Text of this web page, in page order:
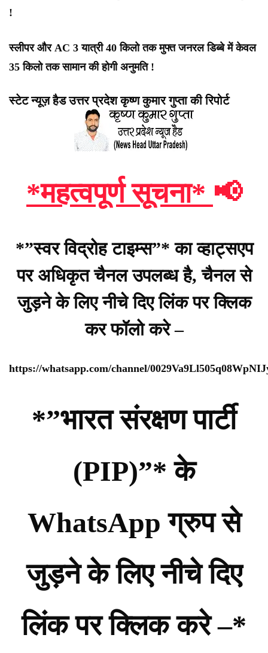
!
स्लीपर और AC 3 यात्री 40 किलो तक मुफ्त जनरल डिब्बे में केवल
35 किलो तक सामान की होगी अनुमति !
स्टेट न्यूज़ हैड उत्तर प्रदेश कृष्ण कुमार गुप्ता की रिपोर्ट
*महत्वपूर्ण सूचना* 📢
*”स्वर विद्रोह टाइम्स”* का व्हाट्सएप
पर अधिकृत चैनल उपलब्ध है, चैनल से
जुड़ने के लिए नीचे दिए लिंक पर क्लिक
कर फॉलो करे –
https://whatsapp.com/channel/
*”भारत संरक्षण पार्टी
(PIP)”* के
WhatsApp ग्रुप से
जुड़ने के लिए नीचे दिए
लिंक पर क्लिक करे –*